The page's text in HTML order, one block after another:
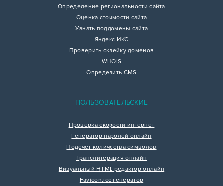
Определение региональности сайта
Оценка стоимости сайта
Узнать поддомены сайта
Яндекс ИКС
Проверить склейку доменов
WHOIS
Определить CMS
ПОЛЬЗОВАТЕЛЬСКИЕ
Проверка скорости интернет
Генератор паролей онлайн
Подсчет количества символов
Транслитерация онлайн
Визуальный HTML редактор онлайн
Favicon.ico генератор